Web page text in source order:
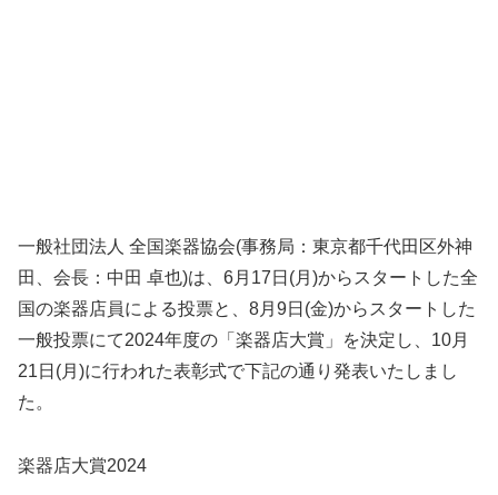
一般社団法人 全国楽器協会(事務局：東京都千代田区外神
田、会長：中田 卓也)は、6月17日(月)からスタートした全
国の楽器店員による投票と、8月9日(金)からスタートした
一般投票にて2024年度の「楽器店大賞」を決定し、10月
21日(月)に行われた表彰式で下記の通り発表いたしまし
た。
楽器店大賞2024